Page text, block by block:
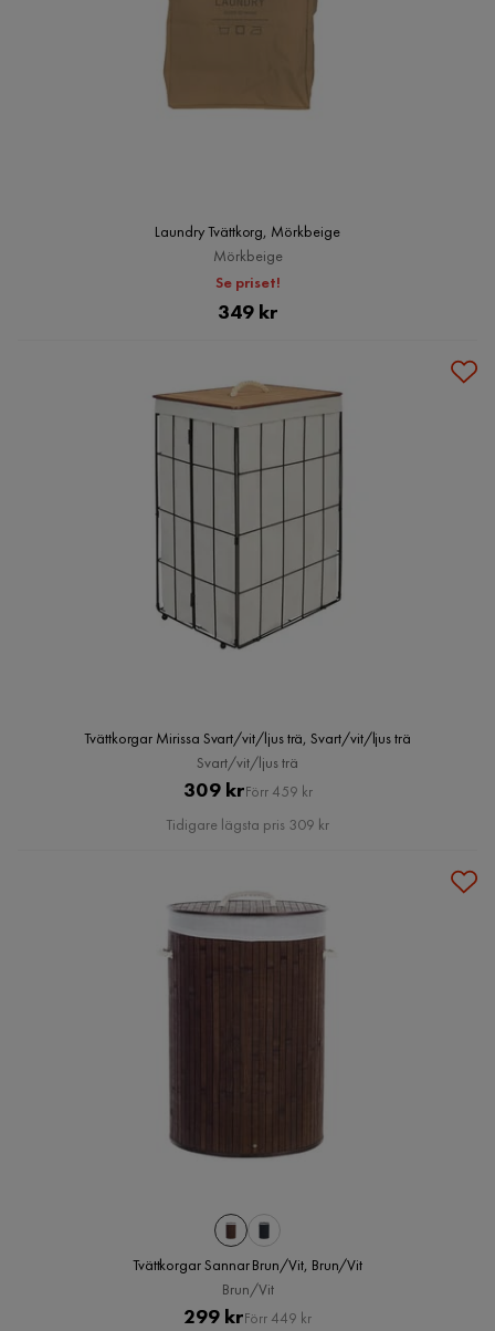
Laundry Tvättkorg, Mörkbeige
Mörkbeige
Se priset!
Pris
349 kr
Tvättkorgar Mirissa Svart/vit/ljus trä, Svart/vit/ljus trä
Svart/vit/ljus trä
Pris
309 krOriginal
Pris
Förr 459 kr
Tidigare lägsta pris 309 kr
Tvättkorgar Sannar Brun/Vit, Brun/Vit
Brun/Vit
Pris
299 krOriginal
Förr 449 kr